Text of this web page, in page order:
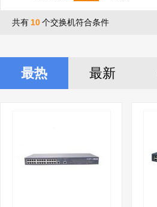
共有 10个交换机符合条件
最热 最新